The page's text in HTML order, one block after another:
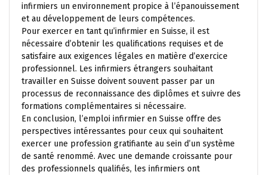
infirmiers un environnement propice à l’épanouissement
et au développement de leurs compétences.
Pour exercer en tant qu’infirmier en Suisse, il est
nécessaire d’obtenir les qualifications requises et de
satisfaire aux exigences légales en matière d’exercice
professionnel. Les infirmiers étrangers souhaitant
travailler en Suisse doivent souvent passer par un
processus de reconnaissance des diplômes et suivre des
formations complémentaires si nécessaire.
En conclusion, l’emploi infirmier en Suisse offre des
perspectives intéressantes pour ceux qui souhaitent
exercer une profession gratifiante au sein d’un système
de santé renommé. Avec une demande croissante pour
des professionnels qualifiés, les infirmiers ont